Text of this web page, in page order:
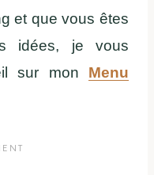
et que vous êtes
idées, je vous
sur mon Menu